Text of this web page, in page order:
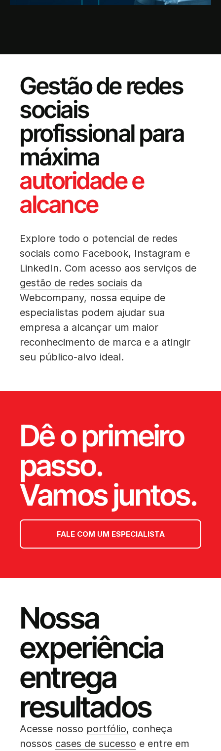
Gestão de redes
sociais
profissional para
máxima
autoridade e
alcance
Explore todo o potencial de redes
sociais como Facebook, Instagram e
LinkedIn. Com acesso aos serviços de
gestão de redes sociais da
Webcompany, nossa equipe de
especialistas podem ajudar sua
empresa a alcançar um maior
reconhecimento de marca e a atingir
seu público-alvo ideal.
Dê o primeiro
passo.
Vamos juntos.
FALE COM UM ESPECIALISTA
Nossa
experiência
entrega
resultados
Acesse nosso portfólio, conheça
nossos cases de sucesso e entre em